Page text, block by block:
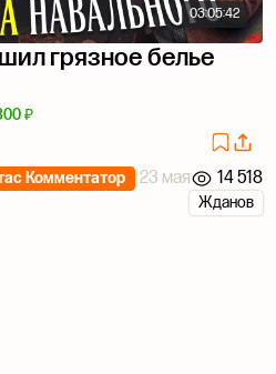
03:05:42
грязное белье
₽
Комментатор
23 мая 14 518
Жданов